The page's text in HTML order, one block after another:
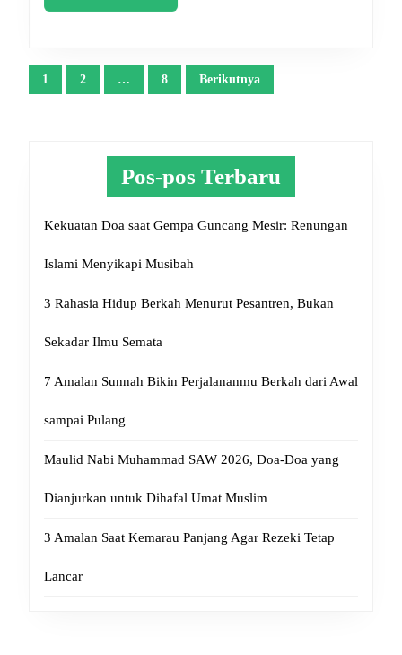
More
Paginasi
pos
1 2 … 8 Berikutnya
Pos-pos Terbaru
Kekuatan Doa saat Gempa Guncang Mesir: Renungan
Islami Menyikapi Musibah
3 Rahasia Hidup Berkah Menurut Pesantren, Bukan
Sekadar Ilmu Semata
7 Amalan Sunnah Bikin Perjalananmu Berkah dari Awal
sampai Pulang
Maulid Nabi Muhammad SAW 2026, Doa-Doa yang
Dianjurkan untuk Dihafal Umat Muslim
3 Amalan Saat Kemarau Panjang Agar Rezeki Tetap
Lancar